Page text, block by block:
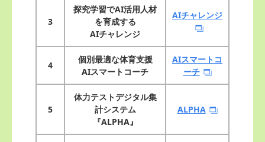
3
探究学習でAI活用人材
を育成する
AIチャレンジ
AIチャレンジ
4
個別最適な体育支援
AIスマートコーチ
AIスマートコ
ーチ
5
体力テストデジタル集
計システム
『ALPHA』
ALPHA